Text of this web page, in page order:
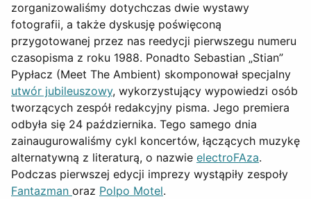
zorganizowaliśmy dotychczas dwie wystawy
fotografii, a także dyskusję poświęconą
przygotowanej przez nas reedycji pierwszegu numeru
czasopisma z roku 1988. Ponadto Sebastian „Stian”
Pypłacz (Meet The Ambient) skomponował specjalny
utwór jubileuszowy, wykorzystujący wypowiedzi osób
tworzących zespół redakcyjny pisma. Jego premiera
odbyła się 24 października. Tego samego dnia
zainaugurowaliśmy cykl koncertów, łączących muzykę
alternatywną z literaturą, o nazwie electroFAza.
Podczas pierwszej edycji imprezy wystąpiły zespoły
Fantazman oraz Polpo Motel.